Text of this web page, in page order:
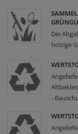
Die
holzige
-